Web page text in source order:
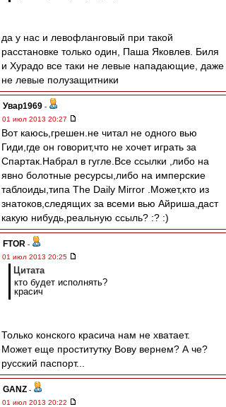
да у нас и левофланговый при такой
расстановке только один, Паша Яковлев. Биля
и Хурадо все таки не левые нападающие, даже
не левые полузащитники
Увар1969 -
01 июл 2013 20:27
Вот каюсь,грешен.не читал не одного вью
Гиди,где он говорит,что не хочет играть за
Спартак.Набрал в гугле.Все ссылки ,либо на
явно болотные ресурсы,либо на имперские
таблоиды,типа The Daily Mirror .Может,кто из
знатоков,следящих за всеми вью Айриша,даст
какую нибудь,реальную ссыль? :? :)
FTOR -
01 июл 2013 20:25
Цитата
кто будет исполнять?
красич
Только конского красича нам не хватает.
Может еще проститутку Вову вернем? А че?
русский паспорт...
GANZ -
01 июл 2013 20:22